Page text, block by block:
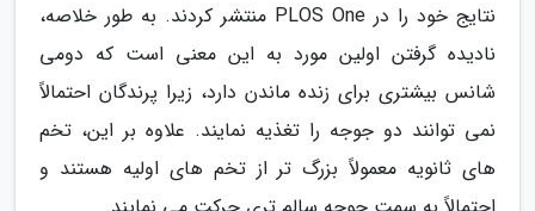
نتایج خود را در PLOS One منتشر کردند. به طور خلاصه،
نادیده گرفتن اولین مورد به این معنی است که دومی
شانس بیشتری برای زنده ماندن دارد، زیرا پرندگان احتمالاً
نمی توانند دو جوجه را تغذیه نمایند. علاوه بر این، تخم
های ثانویه معمولاً بزرگ تر از تخم های اولیه هستند و